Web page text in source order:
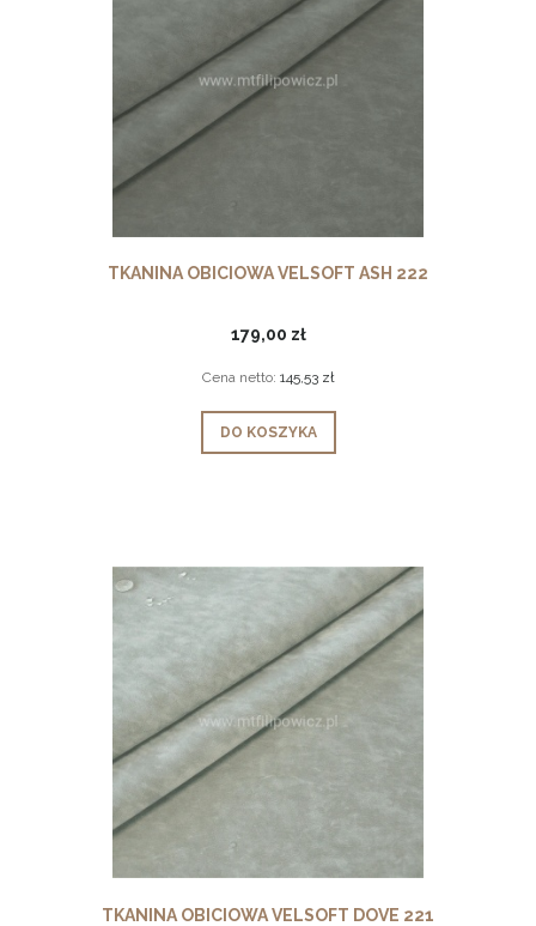
TKANINA OBICIOWA VELSOFT ASH 222
179,00 zł
Cena netto: 145,53 zł
DO KOSZYKA
TKANINA OBICIOWA VELSOFT DOVE 221